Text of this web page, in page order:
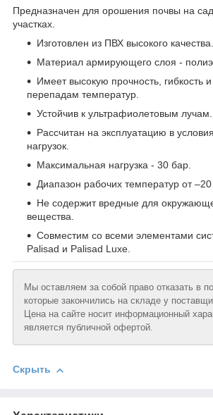
Предназначен для орошения почвы на
участках.
Изготовлен из ПВХ высокого качества.
Материал армирующего слоя -
Имеет высокую прочность, гибкость и
перепадам температур.
Устойчив к ультрафиолетовым лучам.
Рассчитан на эксплуатацию в
нагрузок.
Максимальная нагрузка - 30 бар.
Диапазон рабочих температур от
Не содержит вредные для
вещества.
Совместим со всеми элементами
Palisad и Palisad Luxe.
Мы оставляем за собой право отказать в
которые закончились на складе у
Цена на сайте носит информационный
является публичной офертой.
Скрыть